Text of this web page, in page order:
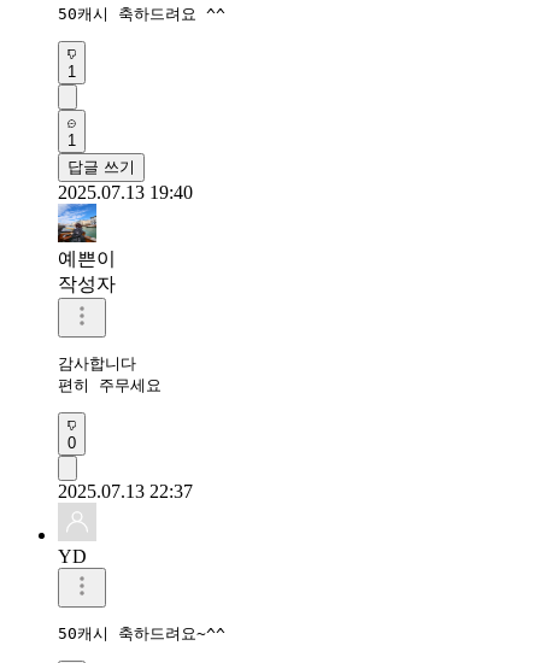
50캐시 축하드려요 ^^
1
1
답글 쓰기
2025.07.13 19:40
예쁜이
작성자
감사합니다
편히 주무세요
0
2025.07.13 22:37
YD
50캐시 축하드려요~^^